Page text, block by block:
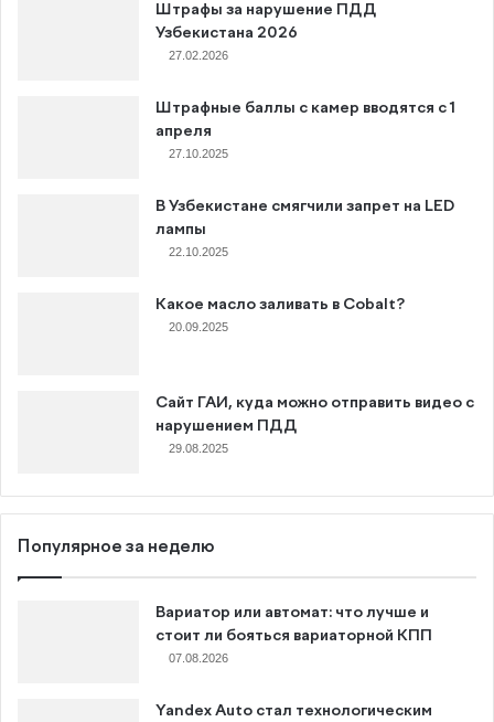
Штрафы за нарушение ПДД
Узбекистана 2026
27.02.2026
Штрафные баллы с камер вводятся с 1
апреля
27.10.2025
В Узбекистане смягчили запрет на LED
лампы
22.10.2025
Какое масло заливать в Cobalt?
20.09.2025
Сайт ГАИ, куда можно отправить видео с
нарушением ПДД
29.08.2025
Популярное за неделю
Вариатор или автомат: что лучше и
стоит ли бояться вариаторной КПП
07.08.2026
Yandex Auto стал технологическим